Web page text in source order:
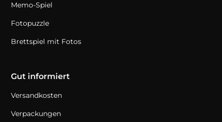
Memo-Spiel
Fotopuzzle
Brettspiel mit Fotos
Gut informiert
Versandkosten
Verpackungen